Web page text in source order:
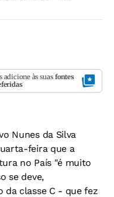
adicione às suas fontes
Nunes da Silva
feira que a
no País "é muito
se deve,
da classe C - que fez